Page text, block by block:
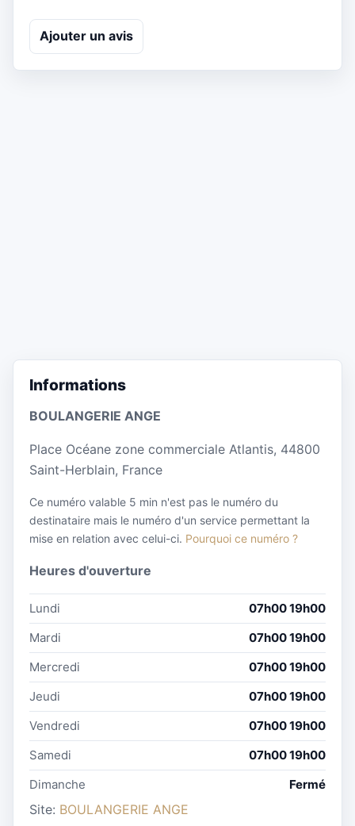
Ajouter un avis
Informations
BOULANGERIE ANGE
Place Océane zone commerciale Atlantis, 44800
Saint-Herblain, France
Ce numéro valable 5 min n'est pas le numéro du
destinataire mais le numéro d'un service permettant la
mise en relation avec celui-ci. Pourquoi ce numéro ?
Heures d'ouverture
Lundi
07h00 19h00
Mardi
07h00 19h00
Mercredi
07h00 19h00
Jeudi
07h00 19h00
Vendredi
07h00 19h00
Samedi
07h00 19h00
Dimanche
Fermé
Site: BOULANGERIE ANGE